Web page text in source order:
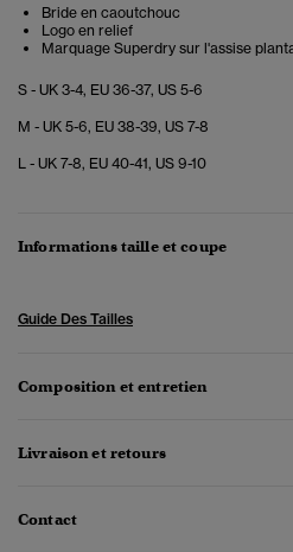
Bride en caoutchouc
Logo en relief
Marquage Superdry sur l'assise
S - UK 3-4, EU 36-37, US 5-6
M - UK 5-6, EU 38-39, US 7-8
L - UK 7-8, EU 40-41, US 9-10
Informations taille et coupe
Guide Des Tailles
Composition et entretien
Livraison et retours
Contact